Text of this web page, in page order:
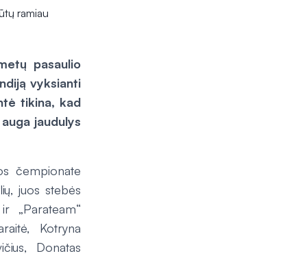
pasaulio
vyksianti
tikina, kad
jaudulys
čempionate
juos stebės
„Parateam“
Kotryna
Donatas